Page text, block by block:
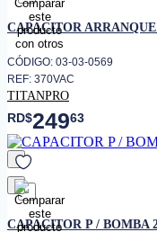
favorito
CAPACITOR
CÓDIGO: 03-03-0569
REF: 370VAC
TITANPRO
RD$24963
favorito
CAPACITOR P / BOMBA